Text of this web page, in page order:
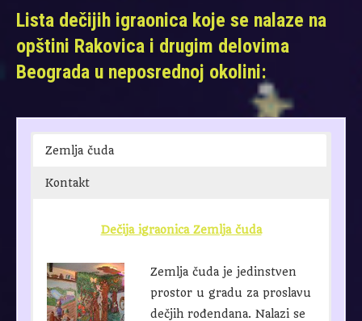
Lista dečijih igraonica koje se nalaze na
opštini Rakovica i drugim delovima
Beograda u neposrednoj okolini:
Zemlja čuda
Kontakt
Dečija igraonica Zemlja čuda
Zemlja čuda je jedinstven
prostor u gradu za proslavu
dečjih rođendana. Nalazi se